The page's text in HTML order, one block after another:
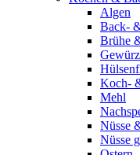
Algen
Back-
Brühe
Koch-
Mehl
Nüsse
Nüsse